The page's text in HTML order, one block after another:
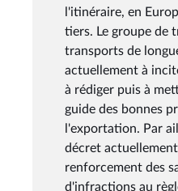
l'itinéraire, en
tiers. Le groupe de
transports de
actuellement à
à rédiger puis à
guide des bonnes
l'exportation. Par
décret
renforcement des
d'infractions au